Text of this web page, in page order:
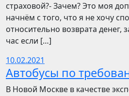
страховой?- Зачем? Это моя
начнём с того, что я не хочу
относительно возврата денег,
час если […]
10.02.2021
Автобусы по
В Новой Москве в качестве